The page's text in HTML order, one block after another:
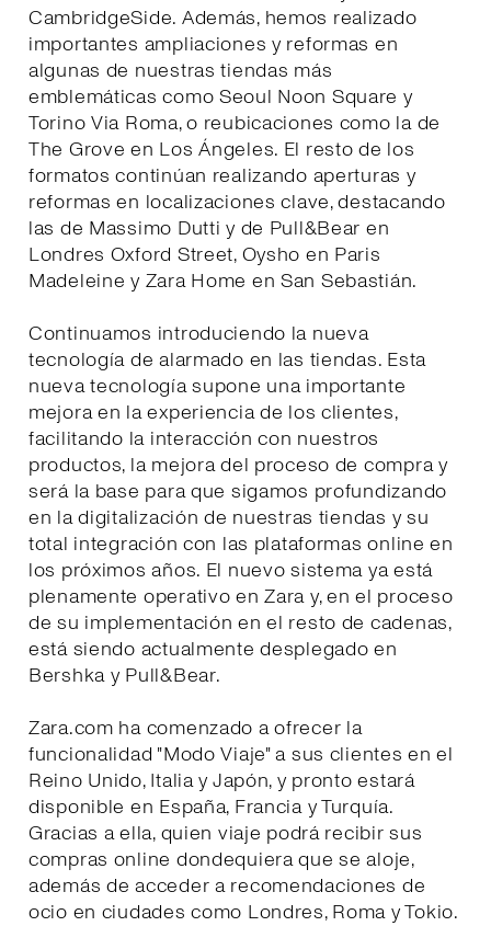
CambridgeSide. Además, hemos realizado
importantes ampliaciones y reformas en
algunas de nuestras tiendas más
emblemáticas como Seoul Noon Square y
Torino Via Roma, o reubicaciones como la de
The Grove en Los Ángeles. El resto de los
formatos continúan realizando aperturas y
reformas en localizaciones clave, destacando
las de Massimo Dutti y de Pull&Bear en
Londres Oxford Street, Oysho en Paris
Madeleine y Zara Home en San Sebastián.
Continuamos introduciendo la nueva
tecnología de alarmado en las tiendas. Esta
nueva tecnología supone una importante
mejora en la experiencia de los clientes,
facilitando la interacción con nuestros
productos, la mejora del proceso de compra y
será la base para que sigamos profundizando
en la digitalización de nuestras tiendas y su
total integración con las plataformas online en
los próximos años. El nuevo sistema ya está
plenamente operativo en Zara y, en el proceso
de su implementación en el resto de cadenas,
está siendo actualmente desplegado en
Bershka y Pull&Bear.
Zara.com ha comenzado a ofrecer la
funcionalidad "Modo Viaje" a sus clientes en el
Reino Unido, Italia y Japón, y pronto estará
disponible en España, Francia y Turquía.
Gracias a ella, quien viaje podrá recibir sus
compras online dondequiera que se aloje,
además de acceder a recomendaciones de
ocio en ciudades como Londres, Roma y Tokio.